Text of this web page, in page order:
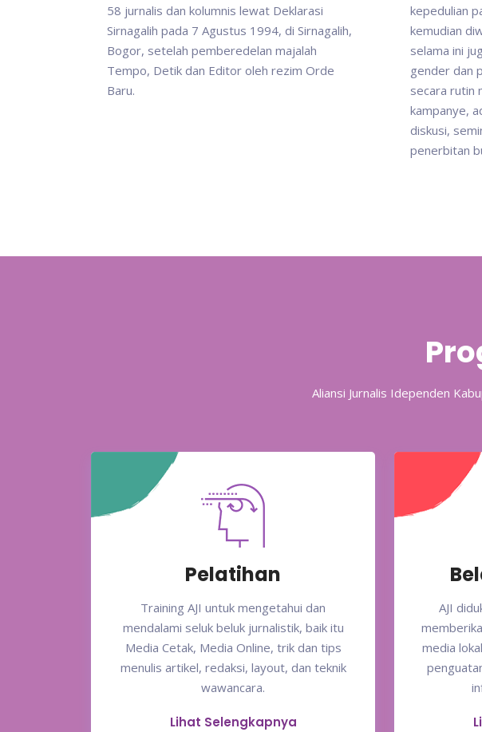
58 jurnalis dan kolumnis lewat Deklarasi
Sirnagalih pada 7 Agustus 1994, di Sirnagalih,
Bogor, setelah pemberedelan majalah
Tempo, Detik dan Editor oleh rezim Orde
Baru.
kepedulian
kemudian
selama ini
gender dan
secara rutin
kampanye,
diskusi,
penerbitan
Aliansi Jurnalis Idependen
Pelatihan
Training AJI untuk mengetahui dan
mendalami seluk beluk jurnalistik, baik itu
Media Cetak, Media Online, trik dan tips
menulis artikel, redaksi, layout, dan teknik
wawancara.
Lihat Selengkapnya
AJI
media